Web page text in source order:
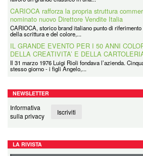
CARIOCA rafforza la propria struttura
nominato nuovo Direttore Vendite Italia
CARIOCA, storico brand italiano punto di
della scrittura e del colore,...
IL GRANDE EVENTO PER I 50 ANNI
DELLA CREATIVITA’ E DELLA
Il 31 marzo 1976 Luigi Rioli fondava l’azienda.
stesso giorno - i figli Angelo,...
NEWSLETTER
Informativa
sulla privacy
Iscriviti
LA RIVISTA